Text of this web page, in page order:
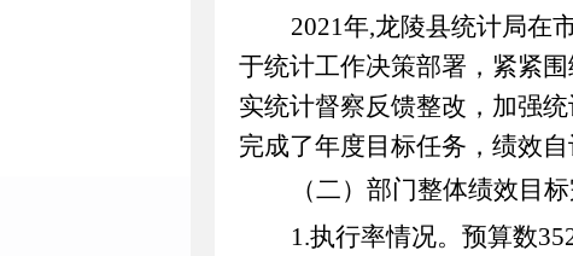
2021年,龙陵县统计局在
于统计工作决策部署， 紧紧
实统计督察反馈整改 ， 加强
完成了年度目标任务，绩效
（二）部门整体绩效目
1.执行率情况。 预算数